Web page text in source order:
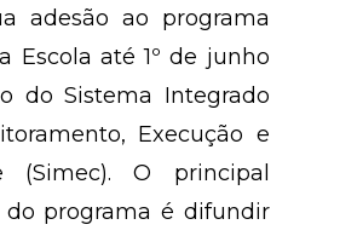
adesão ao programa
Escola até 1º de junho
do Sistema Integrado
Execução e
(Simec). O principal
do programa é difundir